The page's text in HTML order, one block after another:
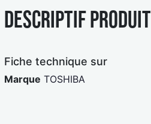
e
u
Descriptif produit
Fiche technique sur
Marque TOSHIBA